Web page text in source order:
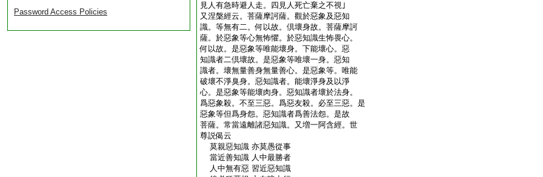
Password Access Policies
見人有急時避人走。四見人死亡棄之不視｣
又涅槃經云。菩薩摩訶薩。觀於惡象及惡知
識。等無有二。何以故。倶壞身故。菩薩摩訶
薩。於惡象等心無怖懼。於惡知識生怖畏心。
何以故。是惡象等唯能壞身。下能壞心。惡
知識者二倶壞故。是惡象等唯壞一身。惡知
識者。壞無量善身無量善心。是惡象等。唯能
破壞不淨臭身。惡知識者。能壞淨身及以淨
心。是惡象等能壞肉身。惡知識者壞於法身。
爲惡象殺。不至三惡。爲惡友殺。必至三惡。是
惡象等但爲身怨。惡知識者爲善法怨。是故
菩薩。常當遠離諸惡知識。又増一阿含經。世
尊説偈云
莫親惡知識 亦莫愚從事
當近善知識 人中最勝者
人中無有惡 習近惡知識